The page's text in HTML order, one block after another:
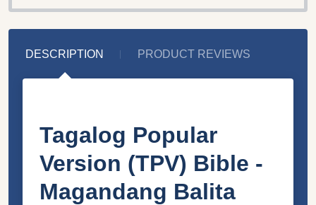
DESCRIPTION PRODUCT REVIEWS
Tagalog Popular
Version (TPV) Bible -
Magandang Balita